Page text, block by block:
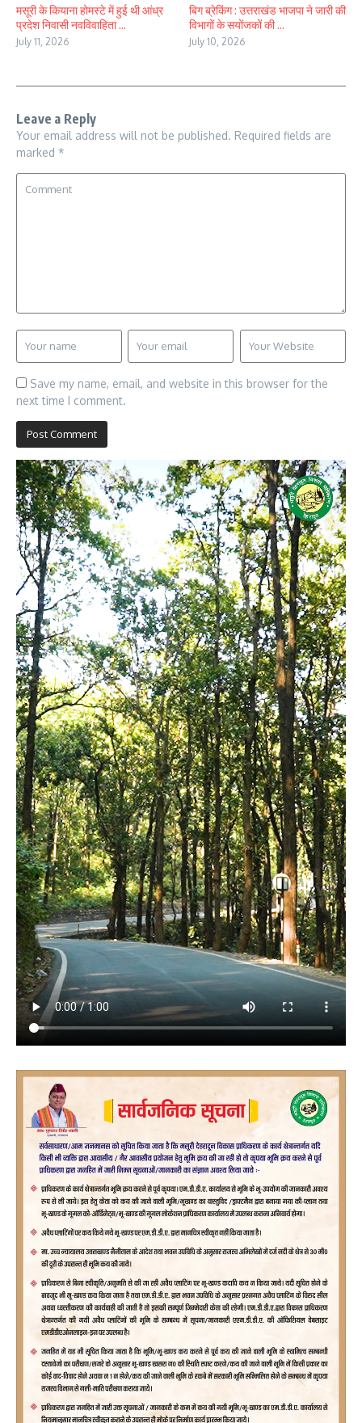
मसूरी के कियाना होमस्टे में हुई थी आंध्र
प्रदेश निवासी नवविवाहिता ...
July 11, 2026
बिग ब्रेकिंग : उत्तराखंड भाजपा ने जारी की
विभागों के सयोंजकों की ...
July 10, 2026
Leave a Reply
Your email address will not be published. Required fields are
marked *
Save my name, email, and website in this browser for the
next time I comment.